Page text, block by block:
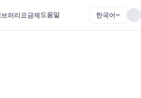
러리요금제도움말 한국어